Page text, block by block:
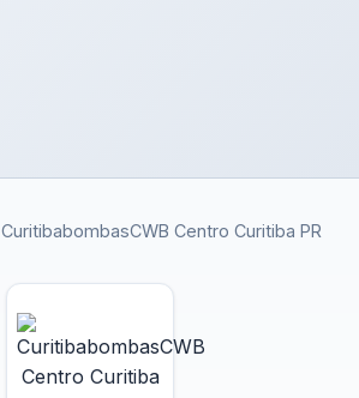
CuritibabombasCWB Centro Curitiba PR